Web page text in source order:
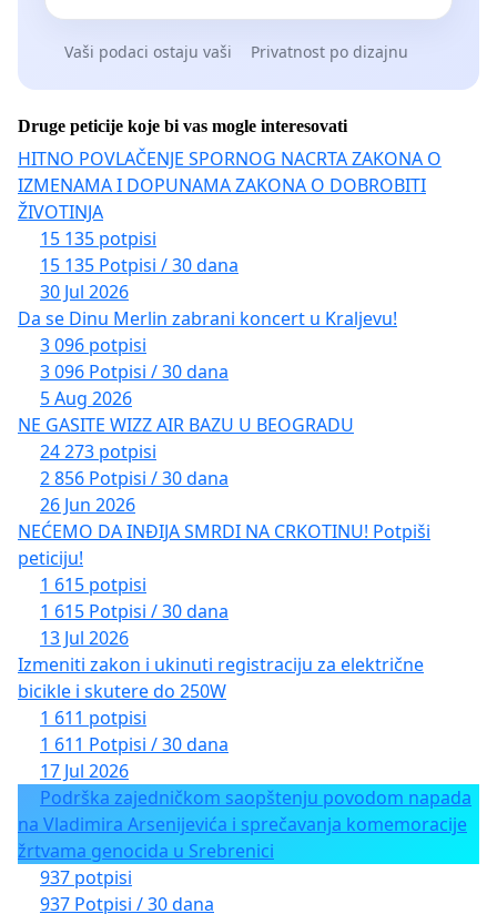
Vaši podaci ostaju vaši Privatnost po dizajnu
Druge peticije koje bi vas mogle interesovati
HITNO POVLAČENJE SPORNOG NACRTA ZAKONA O
IZMENAMA I DOPUNAMA ZAKONA O DOBROBITI
ŽIVOTINJA
15 135 potpisi
15 135 Potpisi / 30 dana
30 Jul 2026
Da se Dinu Merlin zabrani koncert u Kraljevu!
3 096 potpisi
3 096 Potpisi / 30 dana
5 Aug 2026
NE GASITE WIZZ AIR BAZU U BEOGRADU
24 273 potpisi
2 856 Potpisi / 30 dana
26 Jun 2026
NEĆEMO DA INĐIJA SMRDI NA CRKOTINU! Potpiši
peticiju!
1 615 potpisi
1 615 Potpisi / 30 dana
13 Jul 2026
Izmeniti zakon i ukinuti registraciju za električne
bicikle i skutere do 250W
1 611 potpisi
1 611 Potpisi / 30 dana
17 Jul 2026
Podrška zajedničkom saopštenju povodom napada
na Vladimira Arsenijevića i sprečavanja komemoracije
žrtvama genocida u Srebrenici
937 potpisi
937 Potpisi / 30 dana